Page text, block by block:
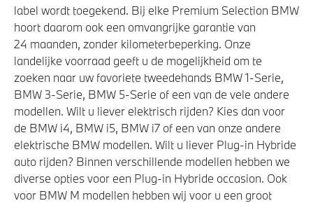
Actieve Voetgangersbescherming
label wordt toegekend. Bij elke Premium Selection BMW
hoort daarom ook een omvangrijke garantie van
24 maanden, zonder kilometerbeperking. Onze
landelijke voorraad geeft u de mogelijkheid om te
zoeken naar uw favoriete tweedehands BMW 1-Serie,
BMW 3-Serie, BMW 5-Serie of een van de vele andere
modellen. Wilt u liever elektrisch rijden? Kies dan voor
de BMW i4, BMW i5, BMW i7 of een van onze andere
elektrische BMW modellen. Wilt u liever Plug-in Hybride
auto rijden? Binnen verschillende modellen hebben we
diverse opties voor een Plug-in Hybride occasion. Ook
voor BMW M modellen hebben wij voor u een groot